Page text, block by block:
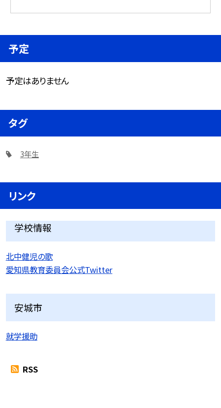
予定
予定はありません
タグ
3年生
リンク
学校情報
北中健児の歌
愛知県教育委員会公式Twitter
安城市
就学援助
RSS